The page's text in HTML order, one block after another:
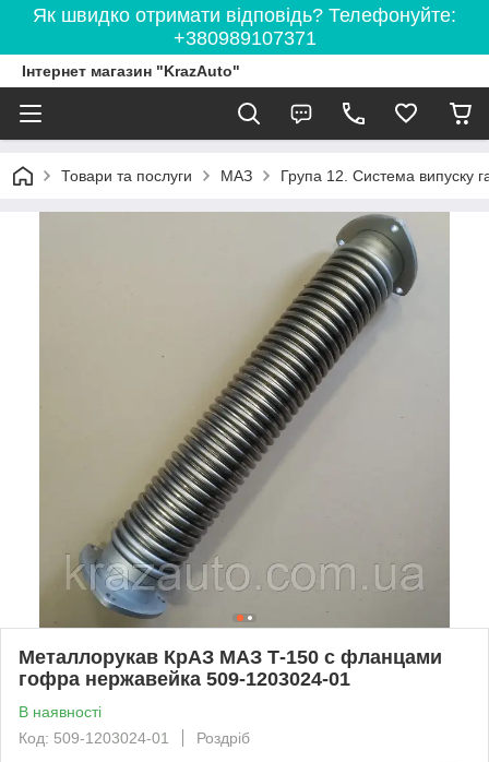
Як швидко отримати відповідь? Телефонуйте:
+380989107371
Інтернет магазин "KrazAuto"
Товари та послуги МАЗ Група 12. Система випуску
Металлорукав КрАЗ МАЗ Т-150 с фланцами
гофра нержавейка 509-1203024-01
В наявності
Код: 509-1203024-01
Роздріб